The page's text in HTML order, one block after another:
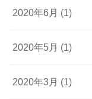
2020年6月 (1)
2020年5月 (1)
2020年3月 (1)